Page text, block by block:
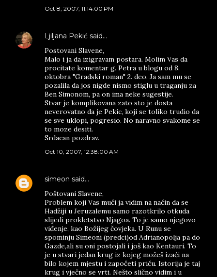
Oct 8, 2007, 11:14:00 PM
Ljiljana Pekić said…
Postovani Slavene,
Malo i ja da izigravam postara. Molim Vas da
procitate komentar g. Petra u blogu od 8.
oktobra "Gradski roman" 2. deo. Ja sam mu se
pozalila da jos nigde nismo stiglu u traganju za
Ben Simonom, pa on ima neke sugestije.
Stvar je komplikovana zato sto je dosta
neverovatno da je Pekic, koji se toliko trudio da
se sve uklopi, pogresio. No naravno svakome se
to moze desiti.
Srdacan pozdrav.
Oct 10, 2007, 12:38:00 AM
simeon said…
Poštovani Slavene,
Problem koji Vas muči ja vidim na način da se
Hadžiji u Jeruzalemu samo razotkrilo otkuda
slijedi prokletstvo Njagoa. To je samo njegovo
viđenje, kao Božijeg čovjeka. U Runu se
spominju Simeoni (predci)od Adrianopolja pa do
Gazde,ali su oni postojali i još kao Kentauri. To
je u stvari jedan krug iz kojeg možeš izaći na
bilo kojem mjestu i započeti priču. Istorija je taj
krug i vječno se vrti. Nešto slično vidim i u